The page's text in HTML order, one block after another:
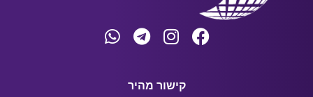
קישור מהיר